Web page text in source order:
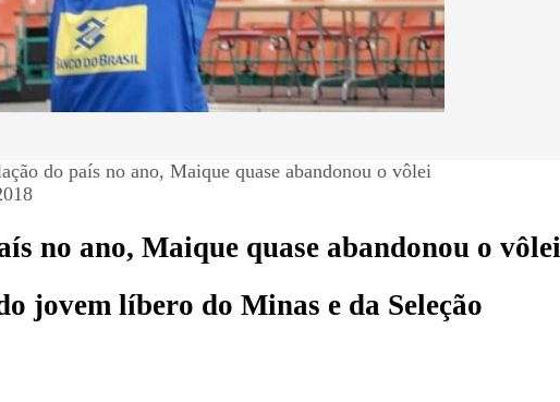
do país no ano, Maique quase abandonou o vôlei
no ano, Maique quase abandonou o vôlei
jovem líbero do Minas e da Seleção